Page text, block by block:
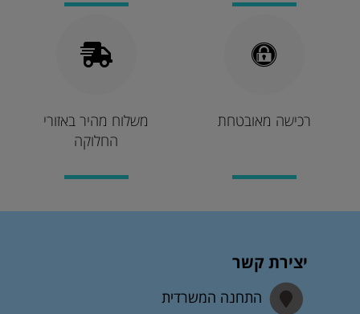
משלוח מהיר באזורי
החלוקה
רכישה מאובטחת
יצירת קשר
התחנה המשרדית